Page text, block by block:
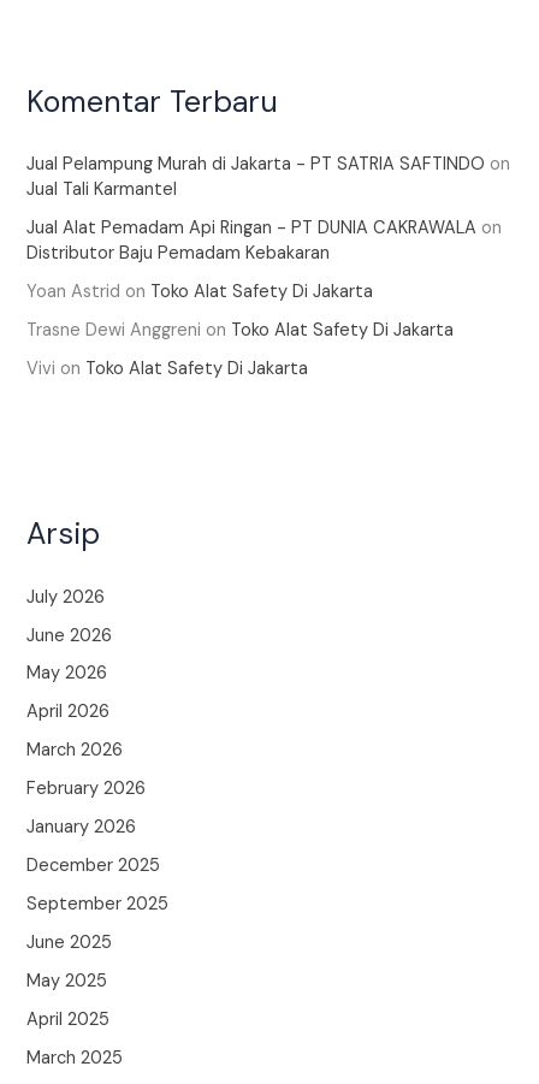
Komentar Terbaru
Jual Pelampung Murah di Jakarta - PT SATRIA SAFTINDO on
Jual Tali Karmantel
Jual Alat Pemadam Api Ringan - PT DUNIA CAKRAWALA on
Distributor Baju Pemadam Kebakaran
Yoan Astrid on Toko Alat Safety Di Jakarta
Trasne Dewi Anggreni on Toko Alat Safety Di Jakarta
Vivi on Toko Alat Safety Di Jakarta
Arsip
July 2026
June 2026
May 2026
April 2026
March 2026
February 2026
January 2026
December 2025
September 2025
June 2025
May 2025
April 2025
March 2025